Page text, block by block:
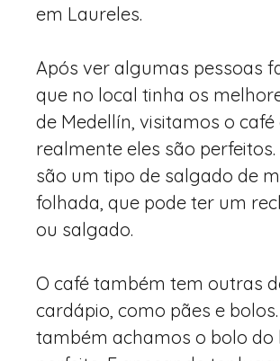
em Laureles.
Após ver algumas pessoas
que no local tinha os
de Medellín, visitamos o café
realmente eles são perfeitos.
são um tipo de salgado de
folhada, que pode ter um
ou salgado.
O café também tem outras
cardápio, como pães e
também achamos o bolo do